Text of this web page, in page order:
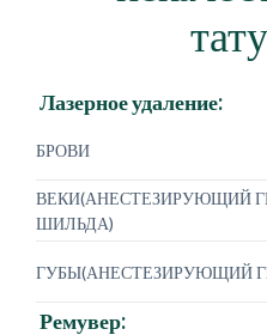
Лазерное удаление:
БРОВИ
ВЕКИ(АНЕСТЕЗИРУЮЩИЙ
ШИЛЬДА)
ГУБЫ(АНЕСТЕЗИРУЮЩИЙ
Ремувер: